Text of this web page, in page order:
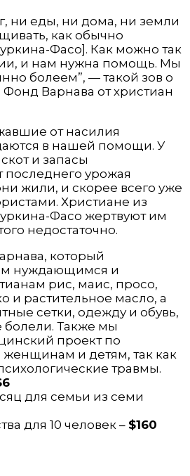
ни еды, ни дома, ни земли
как обычно
Фасо]. Как можно так
и нам нужна помощь. Мы
болеем”, — такой зов о
Варнава от христиан
от насилия
в нашей помощи. У
и запасы
последнего урожая
жили, и скорее всего уже
Христиане из
Фасо жертвуют им
недостаточно.
который
нуждающимся и
рис, маис, просо,
и растительное масло, а
сетки, одежду и обувь,
Также мы
проект по
и детям, так как
травмы.
для семьи из семи
для 10 человек – $160